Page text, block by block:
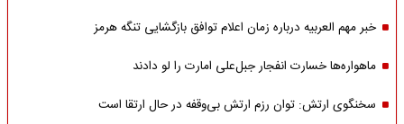
خبر مهم العربیه درباره زمان اعلام توافق بازگشایی تنگه هرمز
ماهواره‌‌ها خسارت انفجار جبل‌علی امارت را لو دادند
سخنگوی ارتش: توان رزم ارتش بی‌وقفه در حال ارتقا است